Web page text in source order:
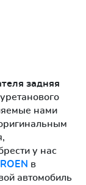
задняя
нами
у нас
в
автомобиль